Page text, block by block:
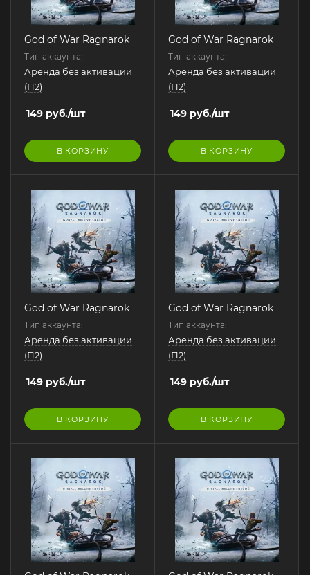
God of War Ragnarok
Тип аккаунта:
Аренда без активации
(П2)
149 руб./шт
В КОРЗИНУ
God of War Ragnarok
Тип аккаунта:
Аренда без активации
(П2)
149 руб./шт
В КОРЗИНУ
God of War Ragnarok
Тип аккаунта:
Аренда без активации
(П2)
149 руб./шт
В КОРЗИНУ
God of War Ragnarok
Тип аккаунта:
Аренда без активации
(П2)
149 руб./шт
В КОРЗИНУ